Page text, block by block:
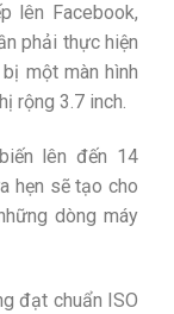
lên Facebook,
phải thực hiện
một màn hình
rộng 3.7 inch.
lên đến 14
hẹn sẽ tạo cho
dòng máy
đạt chuẩn ISO